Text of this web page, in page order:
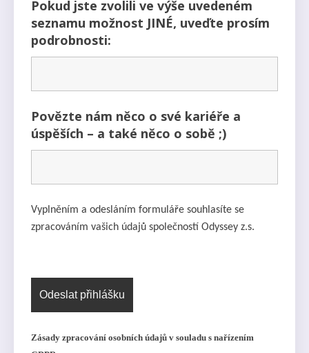
Pokud jste zvolili ve výše uvedeném
seznamu možnost JINÉ, uveďte prosím
podrobnosti:
Povězte nám něco o své kariéře a
úspěších – a také něco o sobě ;)
Vyplněním a odesláním formuláře souhlasíte se
zpracováním vašich údajů společností Odyssey z.s.
Zásady zpracování osobních údajů v souladu s nařízením